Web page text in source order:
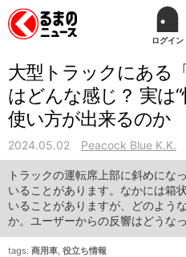
ログイン
大型トラックにある
はどんな感じ？ 実は
使い方が出来るのか
2024.05.02 Peacock Blue K.K.
トラックの運転席上部に斜めにな
いることがあります。なかには箱
いることがありますが、どのよう
か。ユーザーからの反響はどうな
tags: 商用車, 役立ち情報